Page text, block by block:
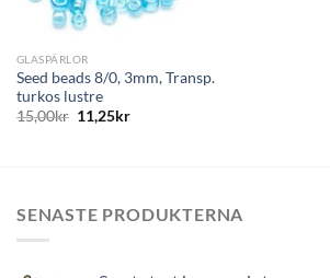
GLASPÄRLOR
Seed beads 8/0, 3mm, Transp.
turkos lustre
15,00kr 11,25kr
SENASTE PRODUKTERNA